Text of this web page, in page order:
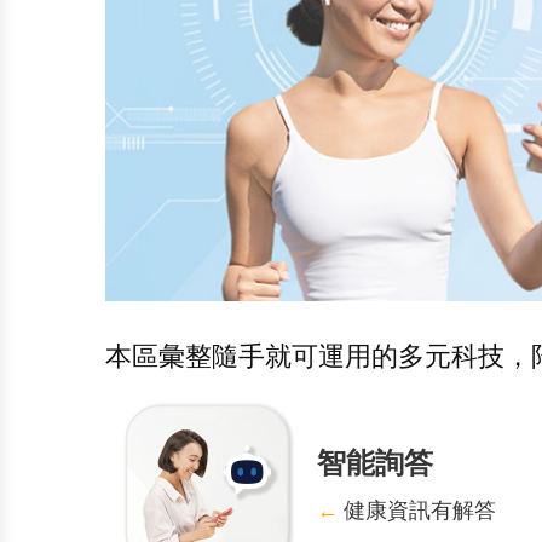
本區彙整隨手就可運用的多元科技
智能詢答
← 健康資訊有解答